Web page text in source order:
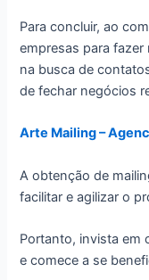
Para concluir, ao
empresas para
na busca de
de fechar negócios
Arte Mailing –
A obtenção de
facilitar e agilizar o
Portanto, invista em
e comece a se